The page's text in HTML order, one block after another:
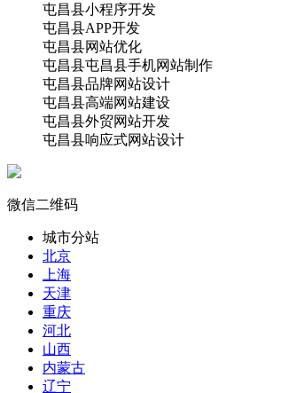
屯昌县小程序开发
屯昌县APP开发
屯昌县网站优化
屯昌县屯昌县手机网站制作
屯昌县品牌网站设计
屯昌县高端网站建设
屯昌县外贸网站开发
屯昌县响应式网站设计
微信二维码
城市分站
北京
上海
天津
重庆
河北
山西
内蒙古
辽宁